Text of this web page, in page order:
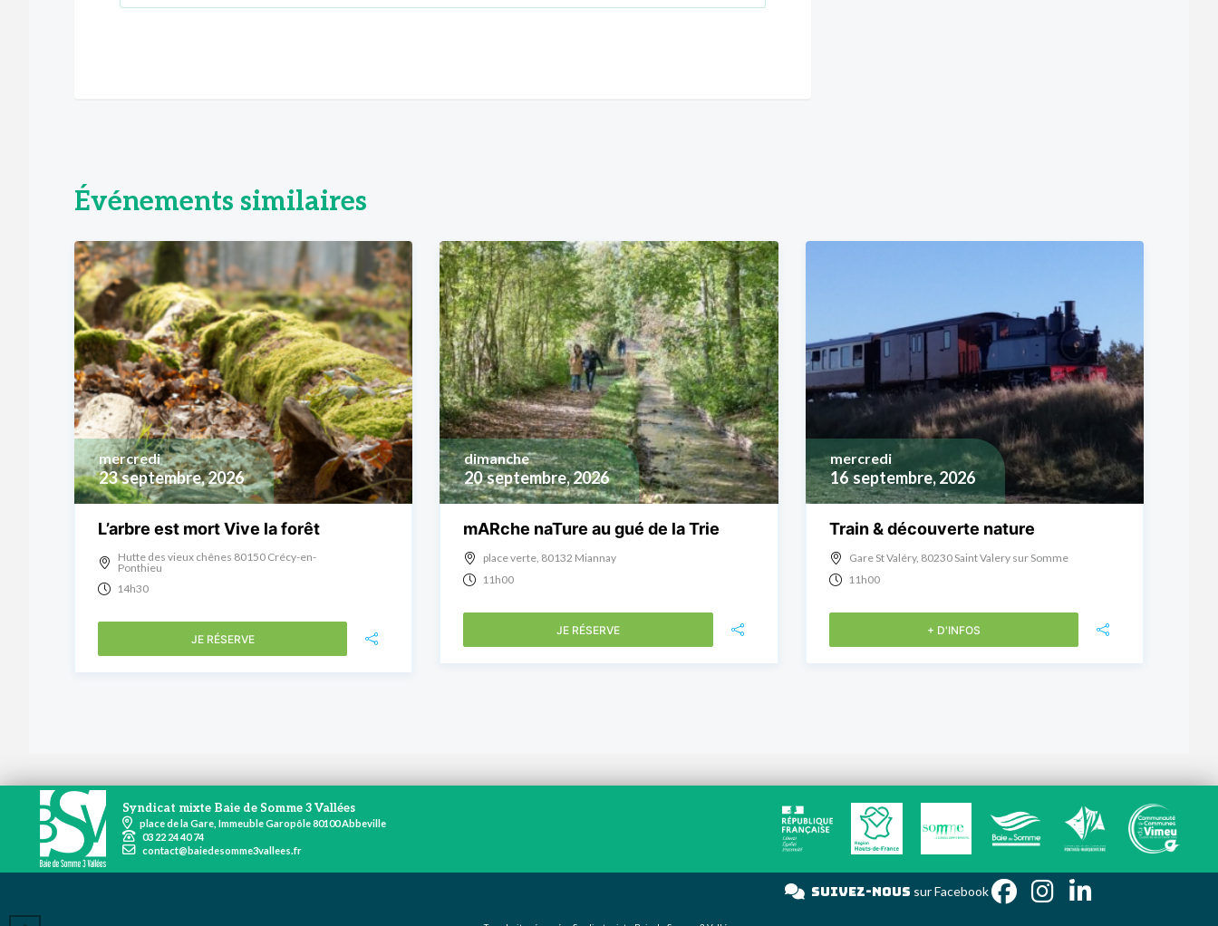
Événements similaires
23 septembre, 2026
mercredi
L’arbre est mort Vive la forêt
Hutte des vieux chênes 80150 Crécy-en-
Ponthieu
14h30
JE RÉSERVE
20 septembre, 2026
dimanche
mARche naTure au gué de la Trie
place verte, 80132 Miannay
11h00
JE RÉSERVE
16 septembre, 2026
mercredi
Train & découverte nature
Gare St Valéry, 80230 Saint Valery sur Somme
11h00
+ D'INFOS
Syndicat mixte Baie de Somme 3 Vallées
place de la Gare, Immeuble Garopôle 80100 Abbeville
03 22 24 40 74
contact@baiedesomme3vallees.fr
Suivez-noussur Face